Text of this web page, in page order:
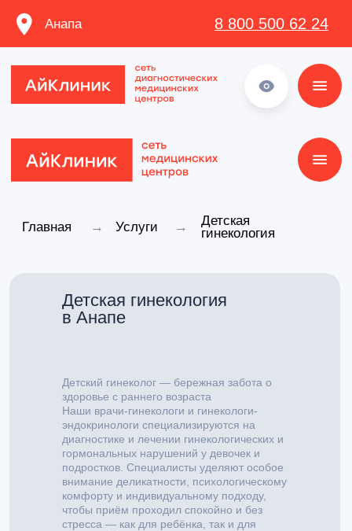
Анапа 8 800 500 62 24
Главная Услуги
→ Детская
гинекология
Детский гинеколог — бережная забота о
здоровье с раннего возраста
Наши врачи-гинекологи и гинекологи-
эндокринологи специализируются на
диагностике и лечении гинекологических и
гормональных нарушений у девочек и
подростков. Специалисты уделяют особое
внимание деликатности, психологическому
комфорту и индивидуальному подходу,
чтобы приём проходил спокойно и без
стресса — как для ребёнка, так и для
Детская гинекология
в Анапе